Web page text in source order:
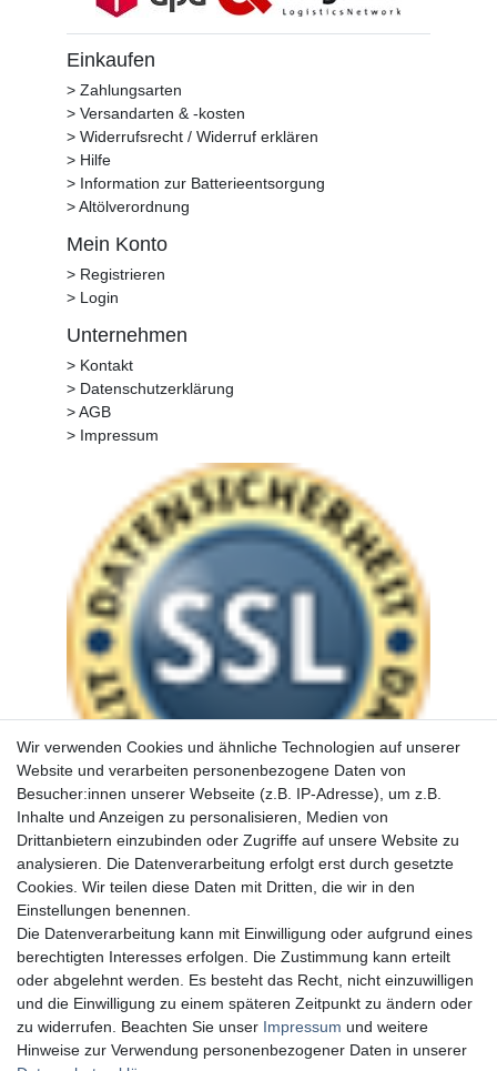
Einkaufen
> Zahlungsarten
> Versandarten & -kosten
> Widerrufsrecht / Widerruf erklären
> Hilfe
> Information zur Batterieentsorgung
> Altölverordnung
Mein Konto
> Registrieren
> Login
Unternehmen
> Kontakt
> Datenschutzerklärung
> AGB
> Impressum
Wir verwenden Cookies und ähnliche Technologien auf unserer
Website und verarbeiten personenbezogene Daten von
Besucher:innen unserer Webseite (z.B. IP-Adresse), um z.B.
Inhalte und Anzeigen zu personalisieren, Medien von
Drittanbietern einzubinden oder Zugriffe auf unsere Website zu
analysieren. Die Datenverarbeitung erfolgt erst durch gesetzte
Cookies. Wir teilen diese Daten mit Dritten, die wir in den
Einstellungen benennen.
Die Datenverarbeitung kann mit Einwilligung oder aufgrund eines
berechtigten Interesses erfolgen. Die Zustimmung kann erteilt
oder abgelehnt werden. Es besteht das Recht, nicht einzuwilligen
und die Einwilligung zu einem späteren Zeitpunkt zu ändern oder
zu widerrufen. Beachten Sie unser Impressum und weitere
Hinweise zur Verwendung personenbezogener Daten in unserer